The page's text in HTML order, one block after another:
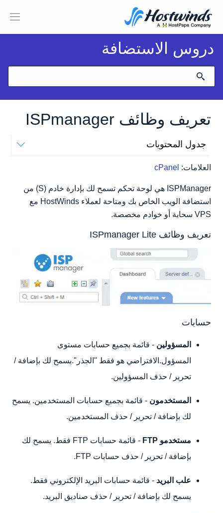
دروس الاستضافة
تعريف وظائف ISPmanager
العلامات: cPanel
جدول المحتويات
حسابات
المجالات
إعدادات خادم الويب
فلتر البريد المزعج
الإحصاء
بيانات شخصية
النظام
تطبيقات إضافية
مساعدة
ISPManager هي لوحة تحكم تسمح لك بإدارة خادم (S) من
استضافة الويب الخاص بك ومتاحة لعملاء HostWinds مع
VPS سحابة أو خوادم مخصصة.
تعريف وظائف ISPmanager Lite
حسابات
المسؤولين - قائمة بجميع حسابات مستوى
المسؤول.الافتراضي هو فقط "الجذر".يسمح لك بإضافة /
تحرير / حذف المسؤولين.
المستخدمون - قائمة بجميع حسابات المستخدمين. يسمح
لك بإضافة / تحرير / حذف المستخدمين.
مستخدمو FTP
- قائمة حسابات FTP فقط. يسمح لك
بإضافة / تحرير / حذف حسابات FTP.
علب البريد - قائمة حسابات البريد الإلكتروني فقط.
يسمح لك بإضافة / تحرير / حذف صناديق البريد.